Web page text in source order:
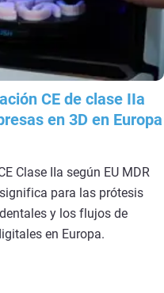
CE de clase IIa
en 3D en Europa
Clase IIa según EU MDR
para las prótesis
y los flujos de
en Europa.